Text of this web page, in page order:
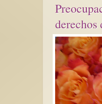
derechos